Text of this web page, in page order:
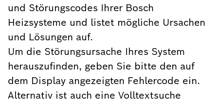
und Störungscodes Ihrer Bosch
Heizsysteme und listet mögliche Ursachen
und Lösungen auf.
Um die Störungsursache Ihres System
herauszufinden, geben Sie bitte den auf
dem Display angezeigten Fehlercode ein.
Alternativ ist auch eine Volltextsuche